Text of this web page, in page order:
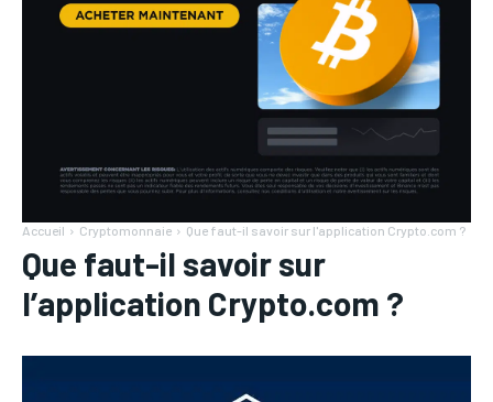
Accueil Cryptomonnaie Que faut-il savoir sur l'application Crypto.com ?
Que faut-il savoir sur
l’application Crypto.com ?